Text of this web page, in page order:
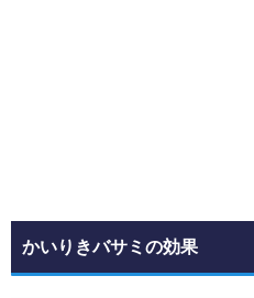
かいりきバサミの効果